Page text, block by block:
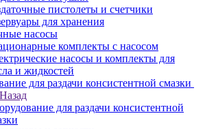
пистолеты и счетчики
для хранения
насосы
комплекты с насосом
насосы и комплекты для
и жидкостей
для раздачи консистентной смазки
Назад
для раздачи консистентной